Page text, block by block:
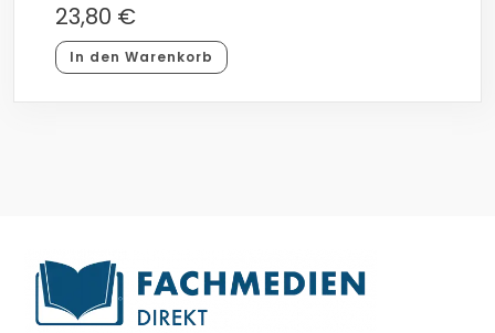
23,80 €
In den Warenkorb